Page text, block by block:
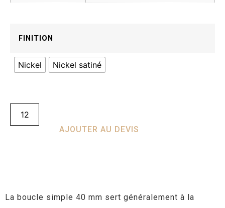
FINITION
Nickel Nickel satiné
AJOUTER AU DEVIS
La boucle simple 40 mm sert généralement à la